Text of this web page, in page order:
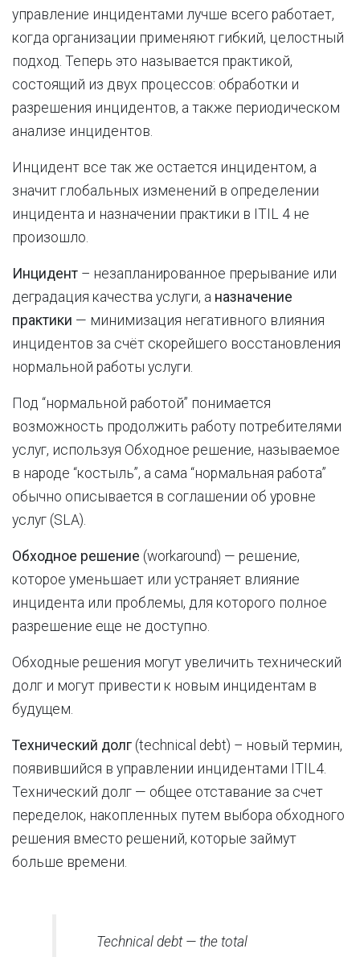
управление инцидентами лучше всего работает,
когда организации применяют гибкий, целостный
подход. Теперь это называется практикой,
состоящий из двух процессов: обработки и
разрешения инцидентов, а также периодическом
анализе инцидентов.
Инцидент все так же остается инцидентом, а
значит глобальных изменений в определении
инцидента и назначении практики в ITIL 4 не
произошло.
Инцидент – незапланированное прерывание или
деградация качества услуги, а назначение
практики — минимизация негативного влияния
инцидентов за счёт скорейшего восстановления
нормальной работы услуги.
Под “нормальной работой” понимается
возможность продолжить работу потребителями
услуг, используя Обходное решение, называемое
в народе “костыль”, а сама “нормальная работа”
обычно описывается в соглашении об уровне
услуг (SLA).
Обходное решение (workaround) — решение,
которое уменьшает или устраняет влияние
инцидента или проблемы, для которого полное
разрешение еще не доступно.
Обходные решения могут увеличить технический
долг и могут привести к новым инцидентам в
будущем.
Технический долг (technical debt) – новый термин,
появившийся в управлении инцидентами ITIL4.
Технический долг — общее отставание за счет
переделок, накопленных путем выбора обходного
решения вместо решений, которые займут
больше времени.
Technical debt — the total